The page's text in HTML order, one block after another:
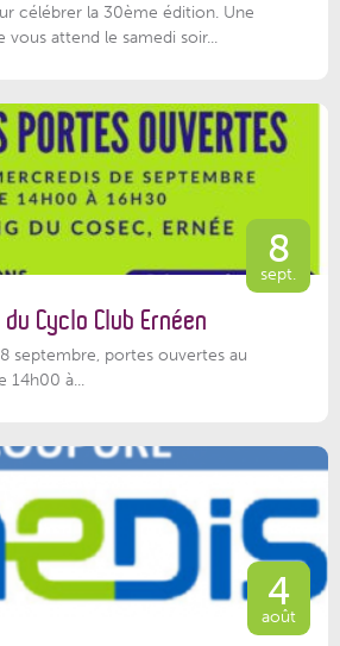
célébrer la 30ème édition. Une
vous attend le samedi soir...
8
sept.
Cyclo Club Ernéen
septembre, portes ouvertes au
14h00 à...
4
août